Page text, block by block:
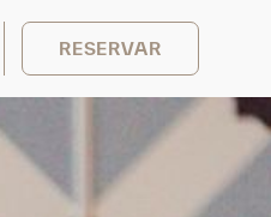
RESERVAR